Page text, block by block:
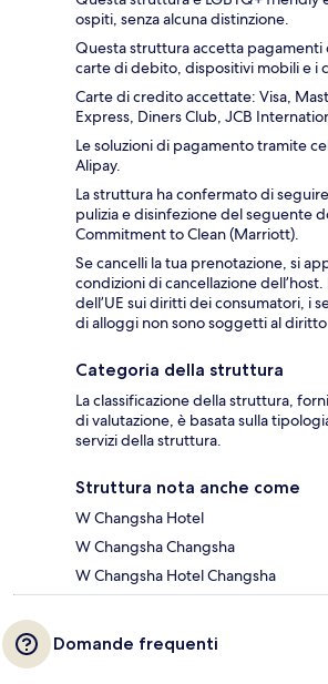
ospiti, senza alcuna distinzione.
Questa struttura accetta pagamenti
carte di debito, dispositivi mobili e i
Carte di credito accettate: Visa,
Express, Diners Club, JCB
Le soluzioni di pagamento tramite
Alipay.
La struttura ha confermato di
pulizia e disinfezione del seguente
Commitment to Clean (Marriott).
Se cancelli la tua prenotazione, si
condizioni di cancellazione
dell’UE sui diritti dei consumatori, i
di alloggi non sono soggetti al
Categoria della struttura
La classificazione della struttura,
di valutazione, è basata sulla
servizi della struttura.
Struttura nota anche come
W Changsha Hotel
W Changsha Changsha
W Changsha Hotel Changsha
Domande frequenti